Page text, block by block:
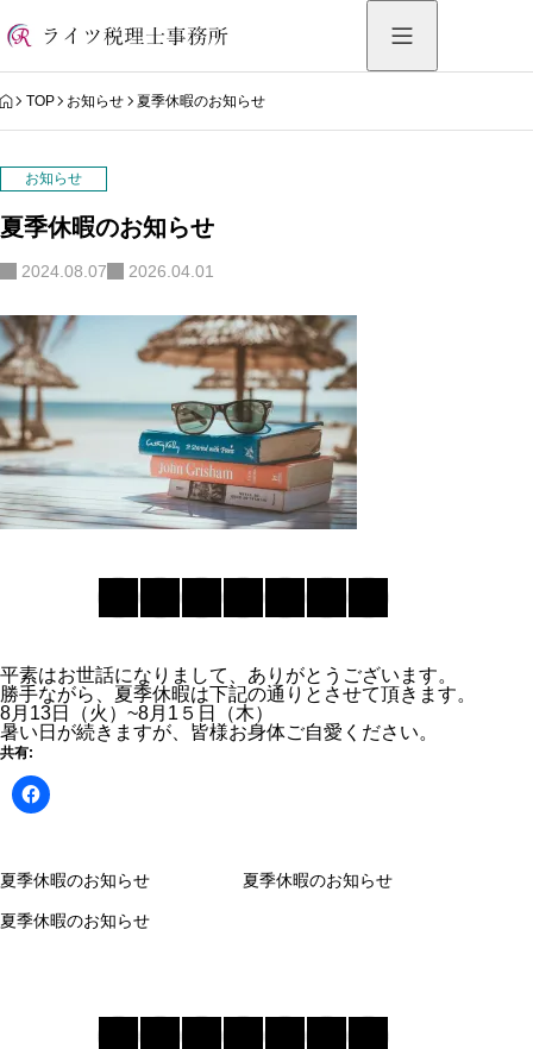
HOME
TOP お知らせ 夏季休暇のお知らせ
お知らせ
夏季休暇のお知らせ
2024.08.07 2026.04.01
平素はお世話になりまして、ありがとうございます。
勝手ながら、夏季休暇は下記の通りとさせて頂きます。
8月13日（火）~8月1５日（木）
暑い日が続きますが、皆様お身体ご自愛ください。
共有:
夏季休暇のお知らせ 夏季休暇のお知らせ
夏季休暇のお知らせ